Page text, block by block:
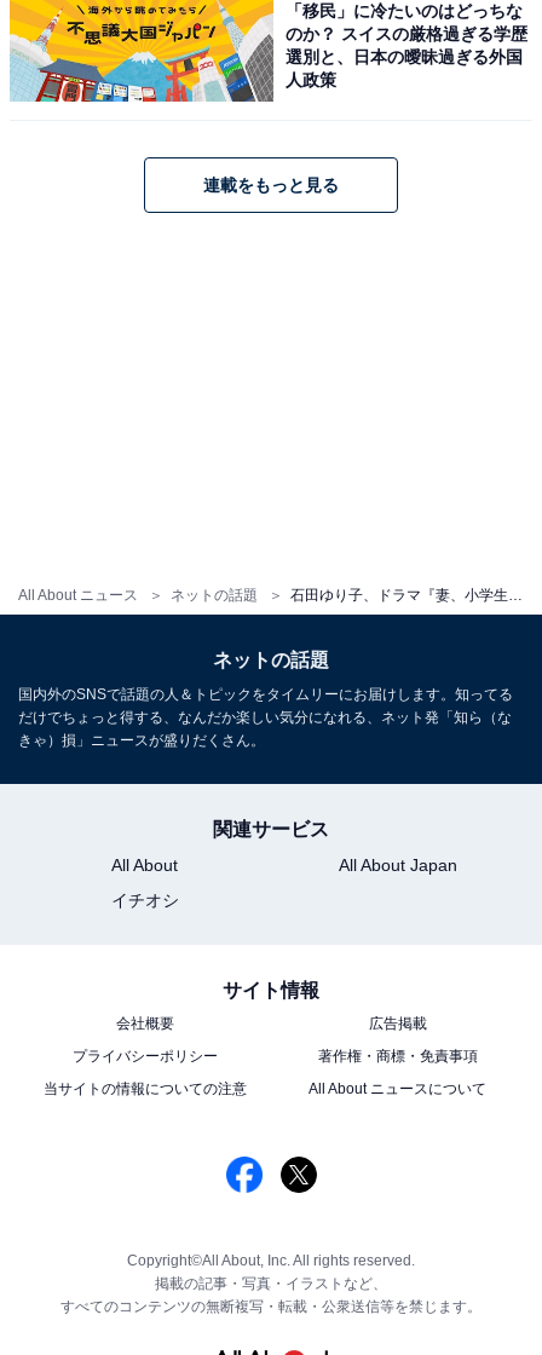
All About ニュース ネットの話題
「移民」に冷たいのはどっちな
のか？ スイスの厳格過ぎる学歴
選別と、日本の曖昧過ぎる外国
人政策
連載をもっと見る
ネットの話題
国内外のSNSで話題の人＆トピックをタイムリーにお届けします。知ってる
だけでちょっと得する、なんだか楽しい気分になれる、ネット発「知ら（な
きゃ）損」ニュースが盛りだくさん。
関連サービス
All About
All About Japan
イチオシ
サイト情報
会社概要
広告掲載
プライバシーポリシー
著作権・商標・免責事項
当サイトの情報についての注意
All About ニュースについて
Copyright©All About, Inc. All rights reserved.
掲載の記事・写真・イラストなど、
すべてのコンテンツの無断複写・転載・公衆送信等を禁じます。